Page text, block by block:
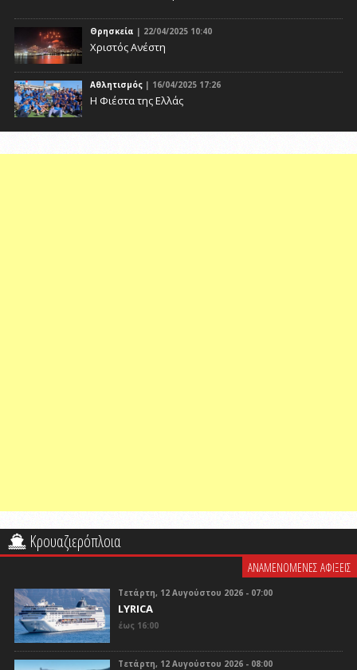
Θρησκεία | 22/04/2025 10:40
Χριστός Ανέστη
Αθλητισμός | 16/04/2025 17:26
Η Φιέστα της Ελλάς
Κρουαζιερόπλοια
ΑΝΑΜΕΝΟΜΕΝΕΣ ΑΦΙΞΕΙΣ
Τετάρτη, 12 Αυγούστου 2026 - 07:00
LYRICA
έως 16:00
Τετάρτη, 12 Αυγούστου 2026 - 08:00